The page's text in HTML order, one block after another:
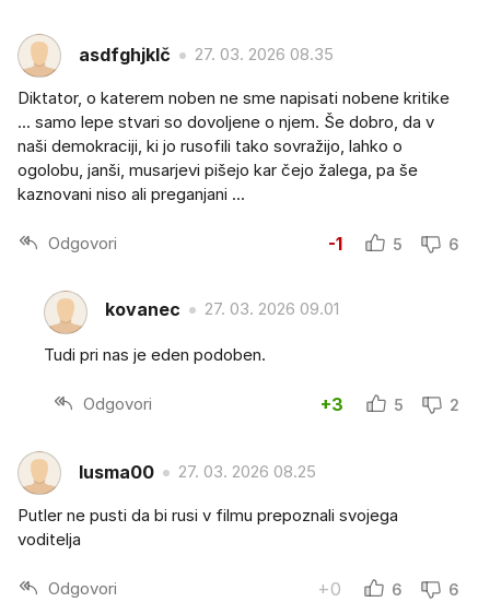
asdfghjklč 27. 03. 2026 08.35
Diktator, o katerem noben ne sme napisati nobene kritike
... samo lepe stvari so dovoljene o njem. Še dobro, da v
naši demokraciji, ki jo rusofili tako sovražijo, lahko o
ogolobu, janši, musarjevi pišejo kar čejo žalega, pa še
kaznovani niso ali preganjani ...
Odgovori -1 5 6
kovanec 27. 03. 2026 09.01
Tudi pri nas je eden podoben.
Odgovori +3 5 2
lusma00 27. 03. 2026 08.25
Putler ne pusti da bi rusi v filmu prepoznali svojega
voditelja
Odgovori +0 6 6